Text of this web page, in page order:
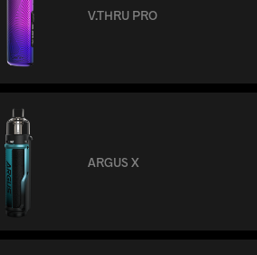
V.THRU PRO
ARGUS X